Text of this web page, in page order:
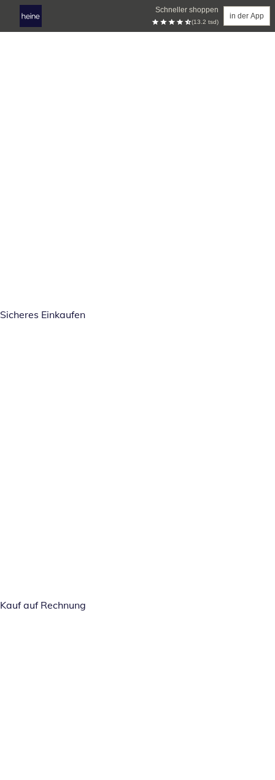
Schneller shoppen
(13.2 tsd)
in der App
Sicheres Einkaufen
Kauf auf Rechnung